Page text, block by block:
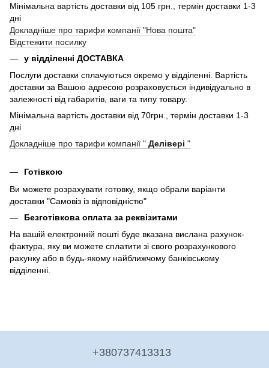
Мінімальна вартість доставки від 105 грн., термін доставки 1-3
дні
Докладніше про тарифи компанії "Нова пошта"
Відстежити посилку
у відділенні ДОСТАВКА
Послуги доставки сплачуються окремо у відділенні. Вартість
доставки за Вашою адресою розраховується індивідуально в
залежності від габаритів, ваги та типу товару.
Мінімальна вартість доставки від 70грн., термін доставки 1-3
дні
Докладніше про тарифи компанії " Делівері "
Готівкою
Ви можете розрахувати готовку, якщо обрали варіанти
доставки "Самовіз із відповідністю"
Безготівкова оплата за реквізитами
На вашій електронній пошті буде вказана вислана рахунок-
фактура, яку ви можете сплатити зі свого розрахункового
рахунку або в будь-якому найближчому банківському
відділенні.
+380737413313